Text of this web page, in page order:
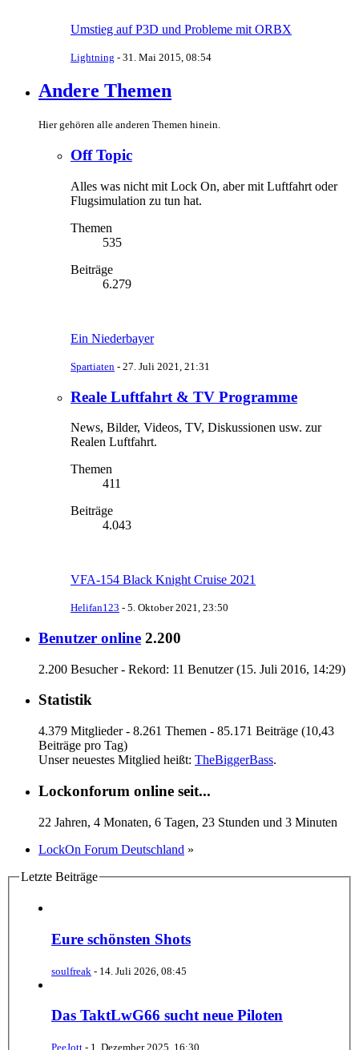
Umstieg auf P3D und Probleme mit ORBX
Lightning - 31. Mai 2015, 08:54
Andere Themen
Hier gehören alle anderen Themen hinein.
Off Topic
Alles was nicht mit Lock On, aber mit Luftfahrt oder
Flugsimulation zu tun hat.
Themen
535
Beiträge
6.279
Ein Niederbayer
Spartiaten - 27. Juli 2021, 21:31
Reale Luftfahrt & TV Programme
News, Bilder, Videos, TV, Diskussionen usw. zur
Realen Luftfahrt.
Themen
411
Beiträge
4.043
VFA-154 Black Knight Cruise 2021
Helifan123 - 5. Oktober 2021, 23:50
Benutzer online 2.200
2.200 Besucher - Rekord: 11 Benutzer (15. Juli 2016, 14:29)
Statistik
4.379 Mitglieder - 8.261 Themen - 85.171 Beiträge (10,43
Beiträge pro Tag)
Unser neuestes Mitglied heißt: TheBiggerBass.
Lockonforum online seit...
22 Jahren, 4 Monaten, 6 Tagen, 23 Stunden und 3 Minuten
LockOn Forum Deutschland »
Letzte Beiträge
Eure schönsten Shots
soulfreak - 14. Juli 2026, 08:45
Das TaktLwG66 sucht neue Piloten
PeeJott - 1. Dezember 2025, 16:30